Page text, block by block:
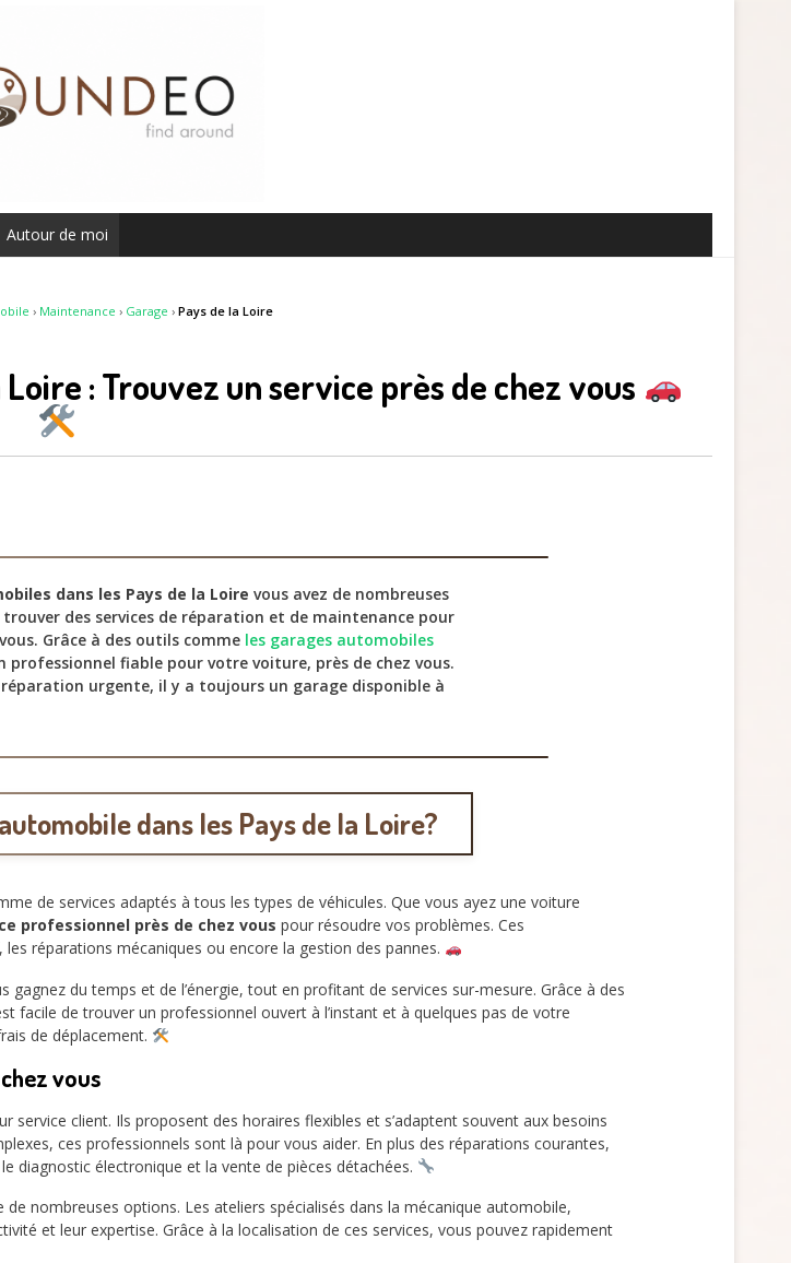
Autour de moi
› Maintenance › Garage › Pays de la Loire
: Trouvez un service près de chez vous
dans les Pays de la Loire vous avez de nombreuses
des services de réparation et de maintenance pour
Grâce à des outils comme les garages automobiles
professionnel fiable pour votre voiture, près de chez vous.
réparation urgente, il y a toujours un garage disponible à
dans les Pays de la Loire?
de services adaptés à tous les types de véhicules. Que vous ayez une voiture
professionnel près de chez vous pour résoudre vos problèmes. Ces
réparations mécaniques ou encore la gestion des pannes.
du temps et de l’énergie, tout en profitant de services sur-mesure. Grâce à des
facile de trouver un professionnel ouvert à l’instant et à quelques pas de votre
de déplacement.
vous
service client. Ils proposent des horaires flexibles et s’adaptent souvent aux besoins
ces professionnels sont là pour vous aider. En plus des réparations courantes,
diagnostic électronique et la vente de pièces détachées.
de nombreuses options. Les ateliers spécialisés dans la mécanique automobile,
et leur expertise. Grâce à la localisation de ces services, vous pouvez rapidement